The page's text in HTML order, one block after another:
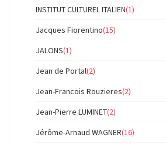
INSTITUT CULTUREL ITALIEN(1)
Jacques Fiorentino(15)
JALONS(1)
Jean de Portal(2)
Jean-Francois Rouzieres(2)
Jean-Pierre LUMINET(2)
Jérôme-Arnaud WAGNER(16)